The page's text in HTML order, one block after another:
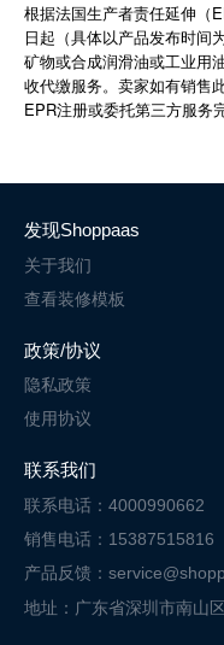
根据法国生产者责任延伸（
日起（具体以产品发布时间
矿物或合成润滑油或工业用
收代缴服务。卖家如有销售
EPR注册或委托第三方服务
发现Shoppaas
关于我们
查看装修模板
政策/协议
隐私政策
使用协议
联系我们
联系电话：4000990662
销售电话：15387515816
产品反馈：
地址：广东省深圳市南山